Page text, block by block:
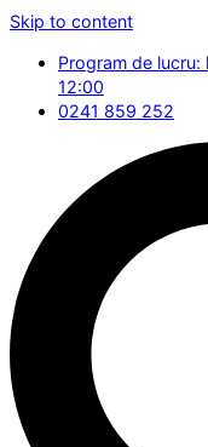
Skip to content
Program de
12:00
0241 859 252